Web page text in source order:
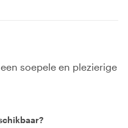
soepele en plezierige